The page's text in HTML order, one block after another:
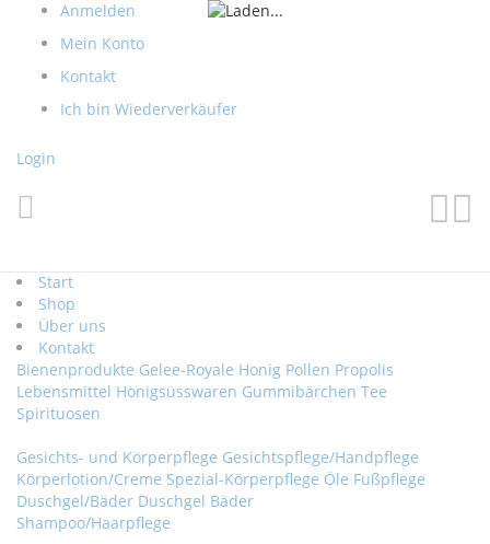
Direkt
Inhalt
Anmelden
Mein Konto
Kontakt
Ich bin Wiederverkäufer
Login
Start
Shop
Über uns
Kontakt
Bienenprodukte Gelee-Royale Honig Pollen Propolis
Lebensmittel Honigsüsswaren Gummibärchen Tee
Spirituosen
Gesichts- und Körperpflege Gesichtspflege/Handpflege
Körperlotion/Creme Spezial-Körperpflege Öle Fußpflege
Duschgel/Bäder Duschgel Bäder
Shampoo/Haarpflege